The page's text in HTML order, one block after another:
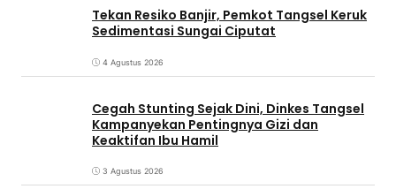
Tekan Resiko Banjir, Pemkot Tangsel Keruk
Sedimentasi Sungai Ciputat
4 Agustus 2026
Cegah Stunting Sejak Dini, Dinkes Tangsel
Kampanyekan Pentingnya Gizi dan
Keaktifan Ibu Hamil
3 Agustus 2026